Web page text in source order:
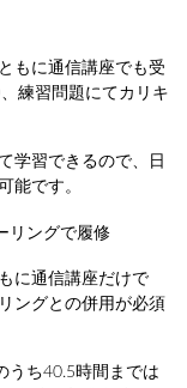
もに通信講座でも受
練習問題にてカリキ
学習できるので、日
能です。
リングで履修
に通信講座だけで
ングとの併用が必須
うち40.5時間までは